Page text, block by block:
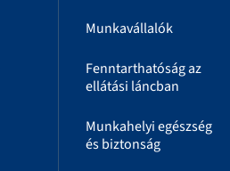
Munkavállalók
Fenntarthatóság az
ellátási láncban
Munkahelyi egészség
és biztonság